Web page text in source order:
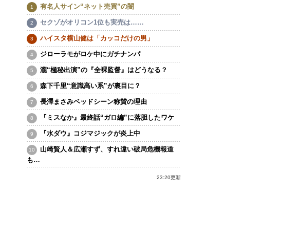
有名人サイン“ネット売買”の闇
セクゾがオリコン1位も実売は……
ハイスタ横山健は「カッコだけの男」
ジローラモがロケ中にガチナンパ
瀧“極秘出演”の『全裸監督』はどうなる？
森下千里“意識高い系”が裏目に？
長澤まさみベッドシーン称賛の理由
『ミスなか』最終話“ガロ編”に落胆したワケ
『水ダウ』コジマジックが炎上中
山崎賢人＆広瀬すず、すれ違い破局危機報道
も…
23:20更新